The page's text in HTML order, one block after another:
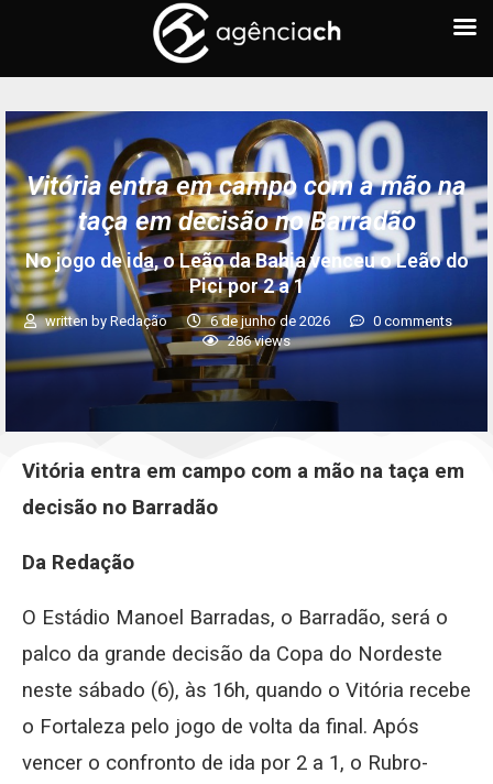
Vitória entra em campo com a mão na
taça em decisão no Barradão
No jogo de ida, o Leão da Bahia venceu o Leão do
Pici por 2 a 1
written by Redação 6 de junho de 2026
0 comments
286views
Vitória entra em campo com a mão na taça em
decisão no Barradão
Da Redação
O Estádio Manoel Barradas, o Barradão, será o
palco da grande decisão da Copa do Nordeste
neste sábado (6), às 16h, quando o Vitória recebe
o Fortaleza pelo jogo de volta da final. Após
vencer o confronto de ida por 2 a 1, o Rubro-